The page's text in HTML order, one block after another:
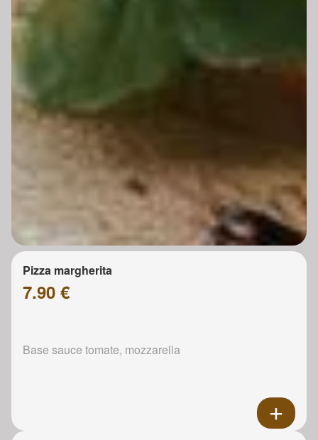
Pizza margherita
7.90 €
Base sauce tomate, mozzarella